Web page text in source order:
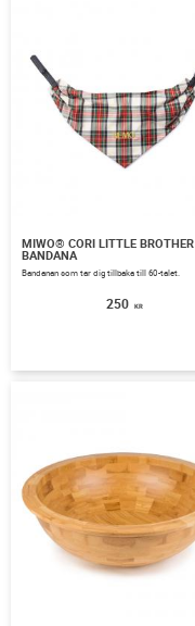
MIWO® CORI LITTLE BROTHER
BANDANA
Bandanan som tar dig tillbaka till 60-talet.
250 KR